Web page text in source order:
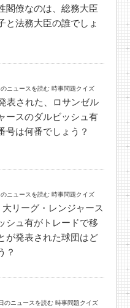
閣僚なのは、総務大臣
と法務大臣の誰でしょ
ニュースを読む 時事問題クイズ
表された、ロサンゼル
ースのダルビッシュ有
号は何番でしょう？
ニュースを読む 時事問題クイズ
リーグ・レンジャース
シュ有がトレードで移
が発表された球団はど
？
のニュースを読む 時事問題クイズ